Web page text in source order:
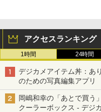
アクセスランキング
1時間 24時間
デジカメアイテム丼：あ
のための写真編集アプリ
る「Filmator」
岡嶋和幸の「あとで買う
クーラーボックス - デジ